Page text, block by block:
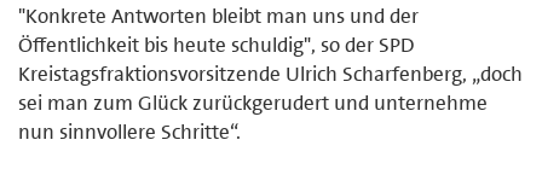
"Konkrete Antworten bleibt man uns und der
Öffentlichkeit bis heute schuldig", so der SPD
Kreistagsfraktionsvorsitzende Ulrich Scharfenberg, „doch
sei man zum Glück zurückgerudert und unternehme
nun sinnvollere Schritte“.